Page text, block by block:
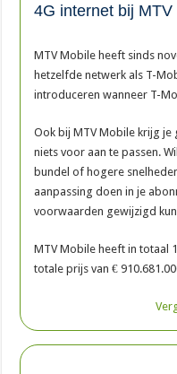
4G internet bij MTV
MTV Mobile heeft sinds
hetzelfde netwerk als T-
introduceren wanneer T-
Ook bij MTV Mobile krijg je
niets voor aan te passen.
bundel of hogere
aanpassing doen in je
voorwaarden gewijzigd
MTV Mobile heeft in totaal
totale prijs van €